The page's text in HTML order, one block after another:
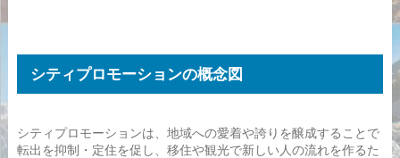
シティプロモーションの概念図
シティプロモーションは、地域への愛着や誇りを醸成することで
転出を抑制・定住を促し、移住や観光で新しい人の流れを作るた